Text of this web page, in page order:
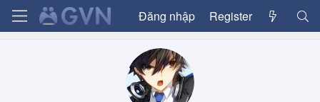
Đăng nhập Register